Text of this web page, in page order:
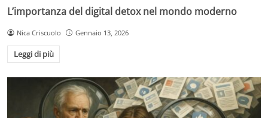
L’importanza del digital detox nel mondo moderno
Nica Criscuolo Gennaio 13, 2026
Leggi di più